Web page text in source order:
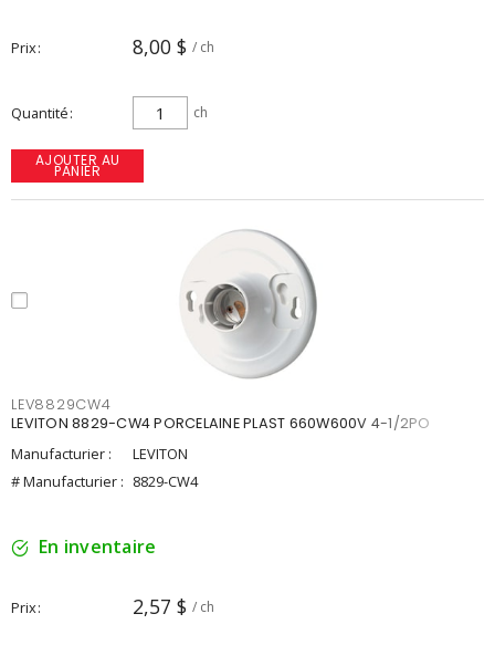
Prix 8,00 $ / ch
Quantité ch
AJOUTER AU
PANIER
LEV8829CW4
LEVITON 8829-CW4 PORCELAINE PLAST 660W600V 4-1/2PO
Manufacturier :
LEVITON
# Manufacturier : 8829-CW4
En inventaire
Prix 2,57 $ / ch